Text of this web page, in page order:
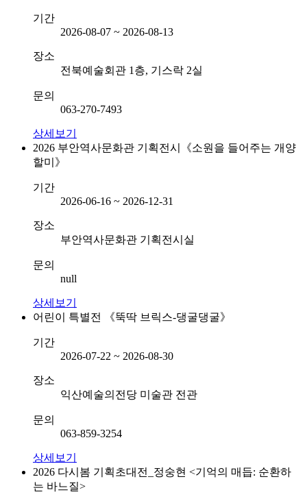
기간
2026-08-07 ~ 2026-08-13
장소
전북예술회관 1층, 기스락 2실
문의
063-270-7493
상세보기
2026 부안역사문화관 기획전시《소원을 들어주는 개양
할미》
기간
2026-06-16 ~ 2026-12-31
장소
부안역사문화관 기획전시실
문의
null
상세보기
어린이 특별전 《뚝딱 브릭스-댕굴댕굴》
기간
2026-07-22 ~ 2026-08-30
장소
익산예술의전당 미술관 전관
문의
063-859-3254
상세보기
2026 다시봄 기획초대전_정숭현 <기억의 매듭: 순환하
는 바느질>